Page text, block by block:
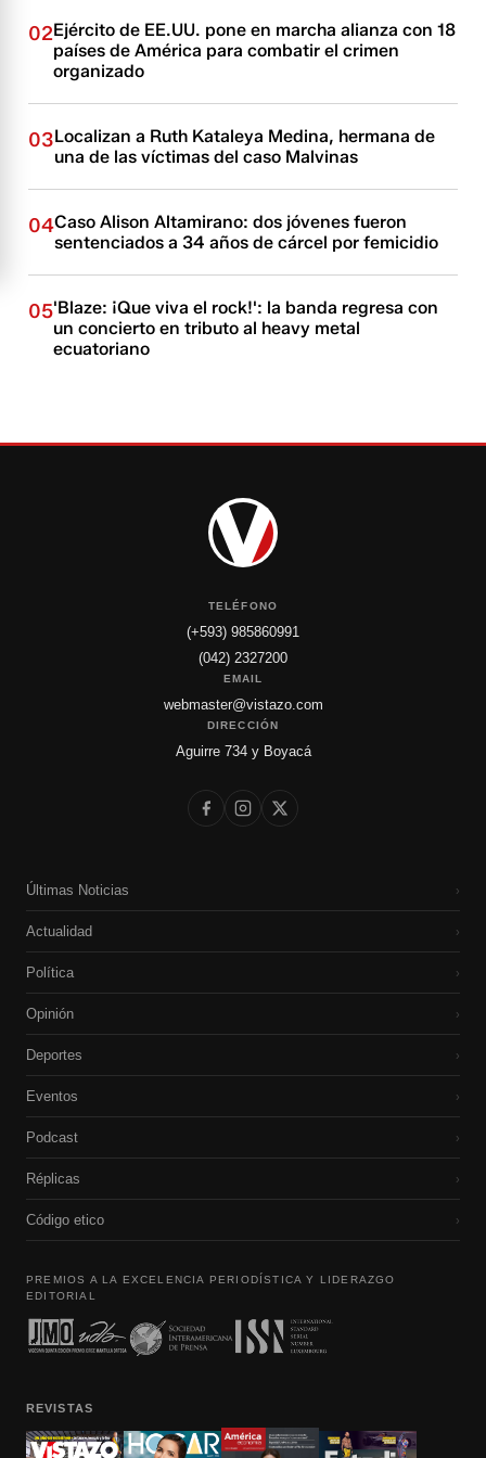
02Ejército de EE.UU. pone en marcha alianza con 18
países de América para combatir el crimen
organizado
03Localizan a Ruth Kataleya Medina, hermana de
una de las víctimas del caso Malvinas
04Caso Alison Altamirano: dos jóvenes fueron
sentenciados a 34 años de cárcel por femicidio
05'Blaze: ¡Que viva el rock!': la banda regresa con
un concierto en tributo al heavy metal
ecuatoriano
TELÉFONO
(+593) 985860991
(042) 2327200
EMAIL
webmaster@vistazo.com
DIRECCIÓN
Aguirre 734 y Boyacá
Últimas Noticias ›
Actualidad ›
Política ›
Opinión ›
Deportes ›
Eventos ›
Podcast ›
Réplicas ›
Código etico ›
PREMIOS A LA EXCELENCIA PERIODÍSTICA Y LIDERAZGO
EDITORIAL
REVISTAS